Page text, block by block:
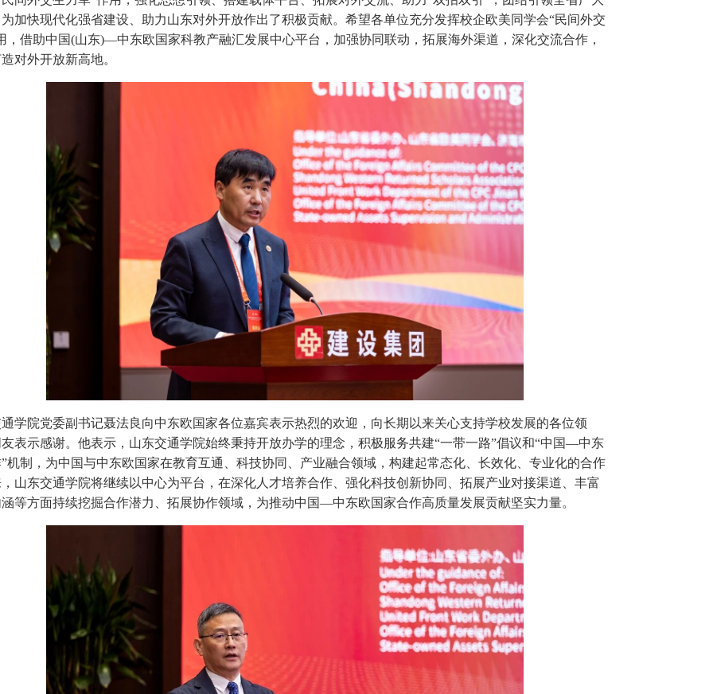
加快现代化强省建设、助力山东对外开放作出了积极贡献。希望各单位充分发挥校企欧美同学会“民间外交
，借助中国(山东)—中东欧国家科教产融汇发展中心平台，加强协同联动，拓展海外渠道，深化交流合作，
对外开放新高地。
学院党委副书记聂法良向中东欧国家各位嘉宾表示热烈的欢迎，向长期以来关心支持学校发展的各位领
表示感谢。他表示，山东交通学院始终秉持开放办学的理念，积极服务共建“一带一路”倡议和“中国—中东
机制，为中国与中东欧国家在教育互通、科技协同、产业融合领域，构建起常态化、长效化、专业化的合作
山东交通学院将继续以中心为平台，在深化人才培养合作、强化科技创新协同、拓展产业对接渠道、丰富
涵等方面持续挖掘合作潜力、拓展协作领域，为推动中国—中东欧国家合作高质量发展贡献坚实力量。